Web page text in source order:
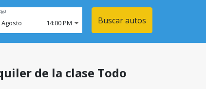
Agosto 14:00 PM Buscar autos
de la clase Todo